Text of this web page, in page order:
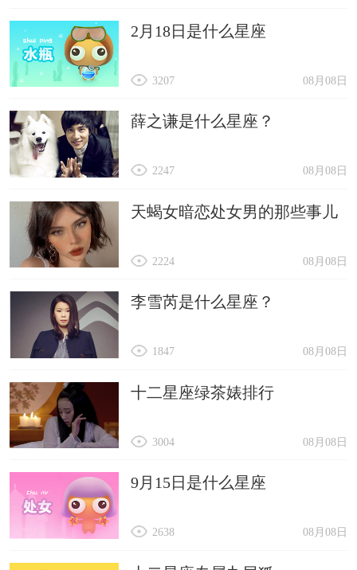
2月18日是什么星座
08月08日
3207
薛之谦是什么星座？
08月08日
2247
天蝎女暗恋处女男的那些事儿
08月08日
2224
李雪芮是什么星座？
08月08日
1847
十二星座绿茶婊排行
08月08日
3004
9月15日是什么星座
08月08日
2638